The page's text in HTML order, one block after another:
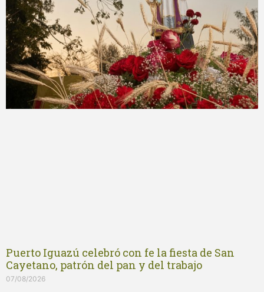
Puerto Iguazú celebró con fe la fiesta de San
Cayetano, patrón del pan y del trabajo
07/08/2026